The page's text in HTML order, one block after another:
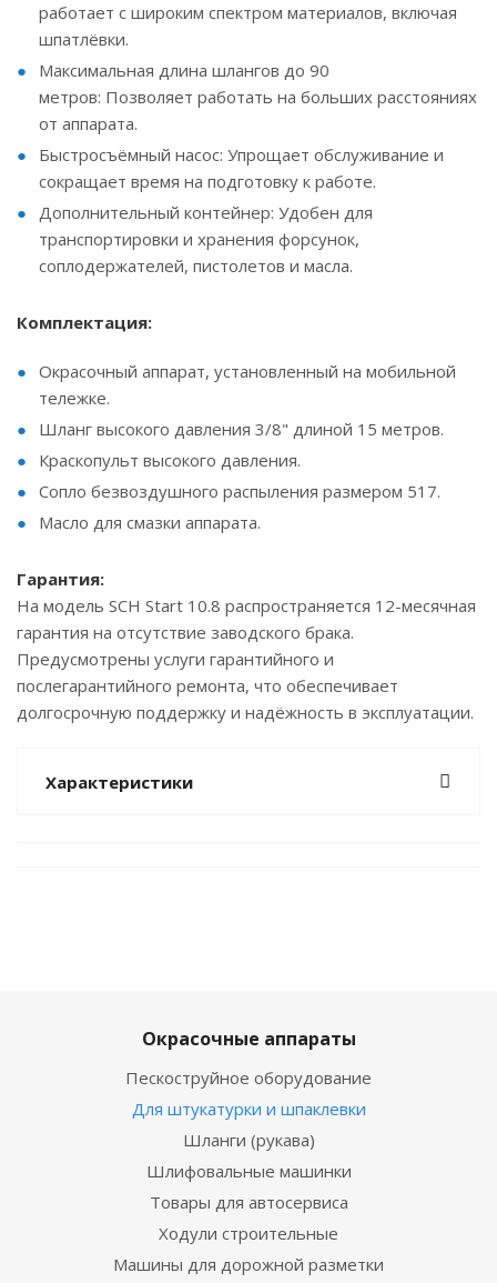
работает с широким спектром материалов, включая
шпатлёвки.
Максимальная длина шлангов до 90
метров: Позволяет работать на больших расстояниях
от аппарата.
Быстросъёмный насос: Упрощает обслуживание и
сокращает время на подготовку к работе.
Дополнительный контейнер: Удобен для
транспортировки и хранения форсунок,
соплодержателей, пистолетов и масла.
Комплектация:
Окрасочный аппарат, установленный на мобильной
тележке.
Шланг высокого давления 3/8" длиной 15 метров.
Краскопульт высокого давления.
Сопло безвоздушного распыления размером 517.
Масло для смазки аппарата.
Гарантия:
На модель SCH Start 10.8 распространяется 12-месячная
гарантия на отсутствие заводского брака.
Предусмотрены услуги гарантийного и
послегарантийного ремонта, что обеспечивает
долгосрочную поддержку и надёжность в эксплуатации.
Характеристики
Окрасочные аппараты
Пескоструйное оборудование
Для штукатурки и шпаклевки
Шланги (рукава)
Шлифовальные машинки
Товары для автосервиса
Ходули строительные
Машины для дорожной разметки